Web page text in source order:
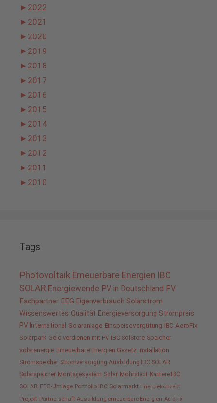
► 2022
► 2021
► 2020
► 2019
► 2018
► 2017
► 2016
► 2015
► 2014
► 2013
► 2012
► 2011
► 2010
Tags
Photovoltaik Erneuerbare Energien IBC
SOLAR Energiewende PV in Deutschland PV
Fachpartner EEG Eigenverbrauch Solarstrom
Wissenswertes Qualität Energieversorgung Strompreis
PV International Solaranlage Einspeisevergütung IBC AeroFix
Solarpark Geld verdienen mit PV IBC SolStore Speicher
solarenergie Erneuerbare Energien Gesetz Installation
Stromspeicher Stromversorgung Ausbildung IBC SOLAR
Solarspeicher Montagesystem Solar Möhrstedt Karriere IBC
SOLAR EEG-Umlage Portfolio IBC Solarmarkt Energiekonzept
Projekt Partnerschaft Ausbildung erneuerbare Energien AeroFix